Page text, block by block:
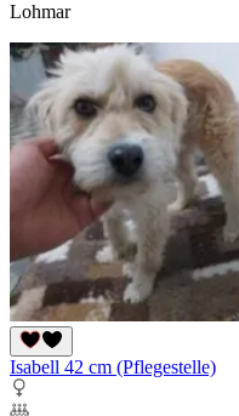
Lohmar
Isabell 42 cm (Pflegestelle)